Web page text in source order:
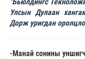
Улсын Дулаан
Дорж уригдан
-Манай сонины